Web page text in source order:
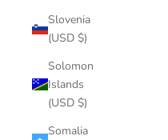
Slovenia
(USD $)
Solomon
Islands
(USD $)
Somalia